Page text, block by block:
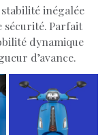
inégalée
sécurité. Parfait
dynamique
d’avance.